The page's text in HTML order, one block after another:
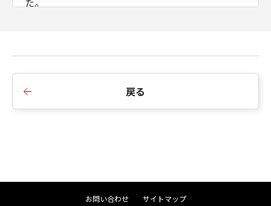
1.対応機種を追加しました。
戻る
お問い合わせ サイトマップ